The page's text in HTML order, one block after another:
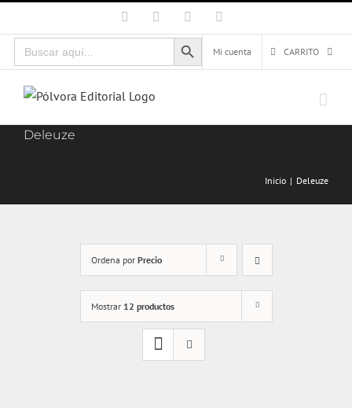
al
contenido
Facebook Instagram
Buscar:
Botón de búsqueda
Mi cuenta
CARRITO
Deleuze
Inicio Deleuze
Ordena por Precio
Mostrar 12 productos